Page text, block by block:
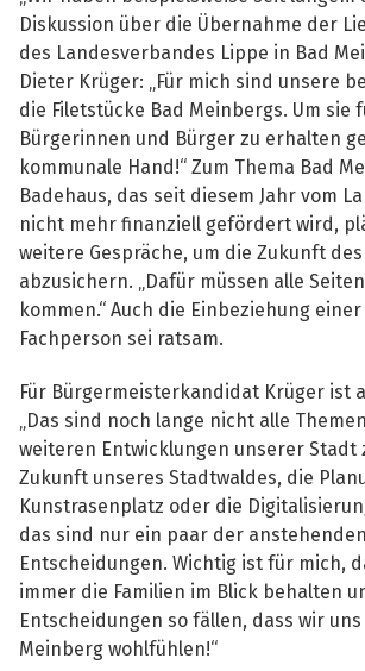
Diskussion über die Übernahme der
des Landesverbandes Lippe in Bad
Dieter Krüger: „Für mich sind unsere
die Filetstücke Bad Meinbergs. Um sie
Bürgerinnen und Bürger zu erhalten
kommunale Hand!“ Zum Thema Bad
Badehaus, das seit diesem Jahr vom
nicht mehr finanziell gefördert wird,
weitere Gespräche, um die Zukunft des
abzusichern. „Dafür müssen alle
kommen.“ Auch die Einbeziehung
Fachperson sei ratsam.
Für Bürgermeisterkandidat Krüger ist
„Das sind noch lange nicht alle
weiteren Entwicklungen unserer Stadt
Zukunft unseres Stadtwaldes, die
Kunstrasenplatz oder die
das sind nur ein paar der anstehenden
Entscheidungen. Wichtig ist für mich,
immer die Familien im Blick behalten
Entscheidungen so fällen, dass wir
Meinberg wohlfühlen!“